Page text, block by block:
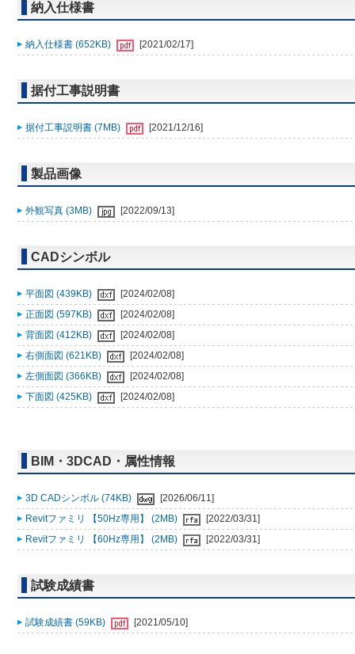
納入仕様書
納入仕様書 (652KB) [2021/02/17]
据付工事説明書
据付工事説明書 (7MB) [2021/12/16]
製品画像
外観写真 (3MB) [2022/09/13]
CADシンボル
平面図 (439KB)
[2024/02/08]
正面図 (597KB)
[2024/02/08]
背面図 (412KB)
[2024/02/08]
右側面図 (621KB)
[2024/02/08]
左側面図 (366KB)
[2024/02/08]
下面図 (425KB)
[2024/02/08]
BIM・3DCAD・属性情報
3D CADシンボル (74KB)
[2026/06/11]
Revitファミリ 【50Hz専用】 (2MB)
[2022/03/31]
Revitファミリ 【60Hz専用】 (2MB)
[2022/03/31]
試験成績書
試験成績書 (59KB) [2021/05/10]